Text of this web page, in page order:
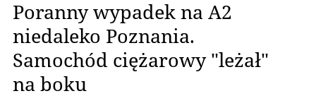
Poranny wypadek na A2
niedaleko Poznania.
Samochód ciężarowy "leżał"
na boku